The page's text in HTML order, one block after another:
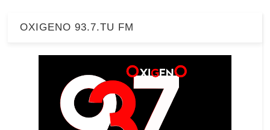
OXIGENO 93.7.TU FM